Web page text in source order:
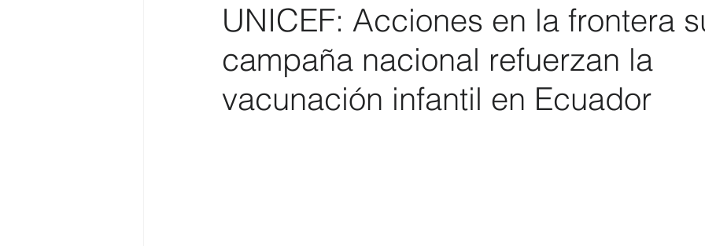
UNICEF: Acciones en la frontera
campaña nacional refuerzan la
vacunación infantil en Ecuador